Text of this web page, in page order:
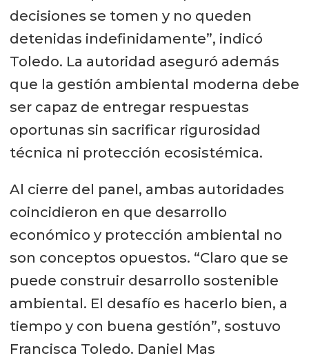
decisiones se tomen y no queden
detenidas indefinidamente”, indicó
Toledo. La autoridad aseguró además
que la gestión ambiental moderna debe
ser capaz de entregar respuestas
oportunas sin sacrificar rigurosidad
técnica ni protección ecosistémica.
Al cierre del panel, ambas autoridades
coincidieron en que desarrollo
económico y protección ambiental no
son conceptos opuestos. “Claro que se
puede construir desarrollo sostenible
ambiental. El desafío es hacerlo bien, a
tiempo y con buena gestión”, sostuvo
Francisca Toledo. Daniel Mas